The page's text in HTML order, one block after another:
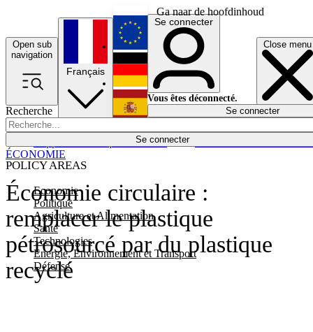
Ga naar de hoofdinhoud
Open sub
navigation
Close menu
Recherche
Se connecter
POLICY AREAS
Economie
Politique
Agriculture et Alimentation
Santé
Technologies
Energie, Environnement et Transport
Défense
Économie
Français
English
Deutsch
Español
Se connecter
Vous êtes déconnecté.
Se connecter
Économie circulaire :
remplacer le plastique
pétrosourcé par du plastique
recyclé
ÉCONOMIE